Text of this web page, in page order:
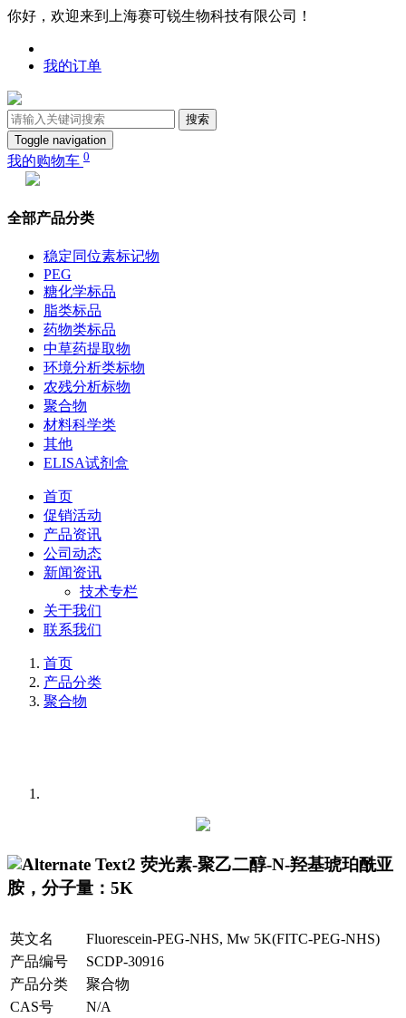
你好，欢迎来到上海赛可锐生物科技有限公司！
我的订单
搜索
Toggle navigation
我的购物车 0
全部产品分类
稳定同位素标记物
PEG
糖化学标品
脂类标品
药物类标品
中草药提取物
环境分析类标物
农残分析标物
聚合物
材料科学类
其他
ELISA试剂盒
首页
促销活动
产品资讯
公司动态
新闻资讯
技术专栏
关于我们
联系我们
首页
产品分类
聚合物
荧光素-聚乙二醇-N-羟基琥珀酰亚
胺，分子量：5K
英文名
Fluorescein-PEG-NHS, Mw 5K(FITC-PEG-NHS)
产品编号
SCDP-30916
产品分类
聚合物
CAS号
N/A